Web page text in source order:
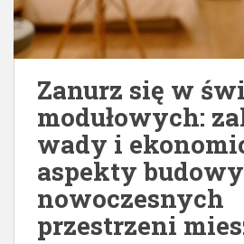
Zanurz się w
modułowych:
wady i
aspekty budowy
nowoczesnych
przestrzeni